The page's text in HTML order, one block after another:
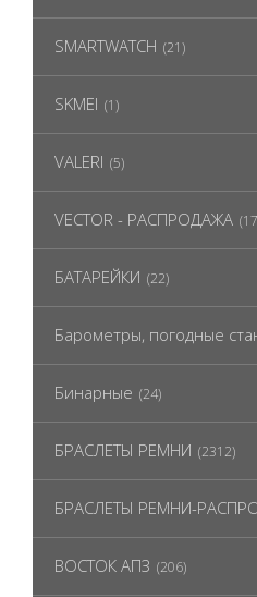
SMARTWATCH (21)
SKMEI (1)
VALERI (5)
VECTOR - РАСПРОДАЖА
БАТАРЕЙКИ (22)
Барометры, погодные
Бинарные (24)
БРАСЛЕТЫ РЕМНИ (2312)
БРАСЛЕТЫ РЕМНИ-
ВОСТОК АПЗ (206)